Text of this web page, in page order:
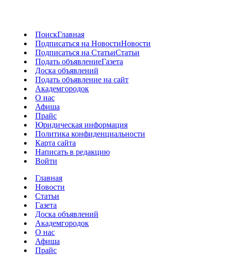
ПоискГлавная
Подписаться на НовостиНовости
Подписаться на СтатьиСтатьи
Подать объявлениеГазета
Доска объявлений
Подать объявление на сайт
Академгородок
О нас
Афиша
Прайс
Юридическая информация
Политика конфиденциальности
Карта сайта
Написать в редакцию
Войти
Главная
Новости
Статьи
Газета
Доска объявлений
Академгородок
О нас
Афиша
Прайс